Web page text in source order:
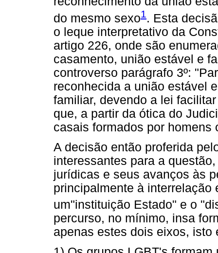
do mesmo sexo1. Esta
o leque interpretativo da
artigo 226, onde são
casamento, união estável e
controverso parágrafo 3º:
reconhecida a união estável
familiar, devendo a lei
que, a partir da ótica do
casais formados por homens
A decisão então proferida
interessantes para a
jurídicas e seus avanços às
principalmente à
um"instituição Estado" e o
percurso, no mínimo, insa
apenas estes dois eixos, isto